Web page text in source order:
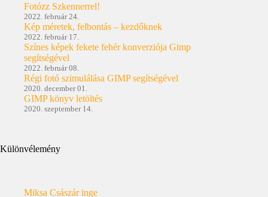
Fotózz Szkennerrel!
2022. február 24.
Kép méretek, felbontás – kezdőknek
2022. február 17.
Színes képek fekete fehér konverziója Gimp
segítségével
2022. február 08.
Régi fotó szimulálása GIMP segítségével
2020. december 01.
GIMP könyv letöltés
2020. szeptember 14.
Különvélemény
Miksa Császár inge